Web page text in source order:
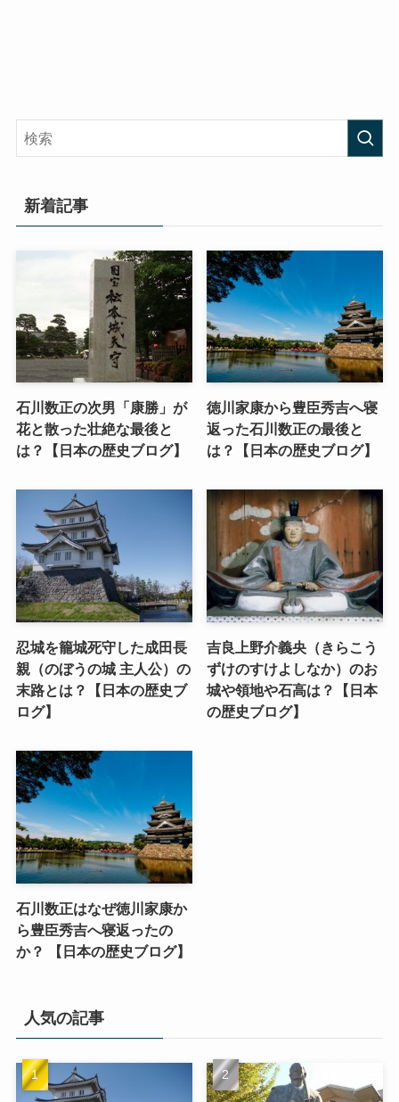
新着記事
石川数正の次男「康勝」が
花と散った壮絶な最後と
は？【日本の歴史ブログ】
徳川家康から豊臣秀吉へ寝
返った石川数正の最後と
は？【日本の歴史ブログ】
忍城を籠城死守した成田長
親（のぼうの城 主人公）の
末路とは？【日本の歴史ブ
ログ】
吉良上野介義央（きらこう
ずけのすけよしなか）のお
城や領地や石高は？【日本
の歴史ブログ】
石川数正はなぜ徳川家康か
ら豊臣秀吉へ寝返ったの
か？ 【日本の歴史ブログ】
人気の記事